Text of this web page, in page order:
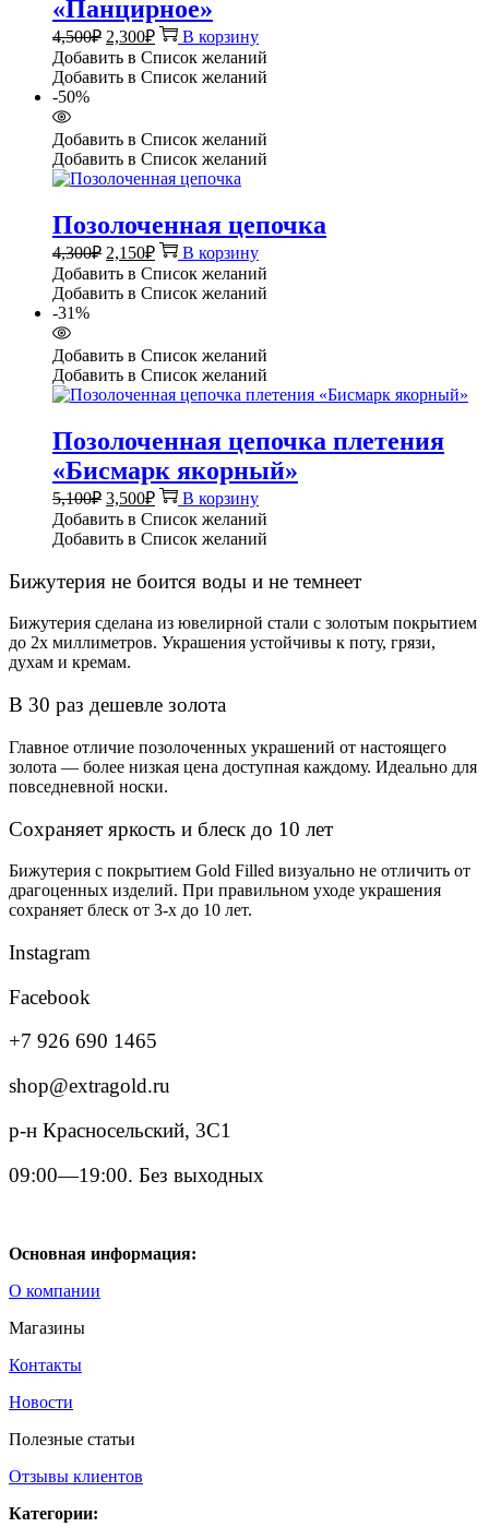
«Панцирное»
4,500₽ Первоначальная
цена
составляла
2,300₽Текущая
цена:
2,300₽.
В корзину
Добавить в Список желаний
Добавить в Список желаний
-50%
Добавить в Список желаний
Добавить в Список желаний
Позолоченная цепочка
4,300₽ Первоначальная
цена
составляла
2,150₽Текущая
цена:
2,150₽.
В корзину
Добавить в Список желаний
Добавить в Список желаний
-31%
Добавить в Список желаний
Добавить в Список желаний
Позолоченная цепочка плетения
«Бисмарк якорный»
5,100₽ Первоначальная
цена
составляла
3,500₽Текущая
цена:
3,500₽.
В корзину
Добавить в Список желаний
Добавить в Список желаний
Бижутерия не боится воды и не темнеет
Бижутерия сделана из ювелирной стали с золотым покрытием
до 2х миллиметров. Украшения устойчивы к поту, грязи,
духам и кремам.
В 30 раз дешевле золота
Главное отличие позолоченных украшений от настоящего
золота — более низкая цена доступная каждому. Идеально для
повседневной носки.
Сохраняет яркость и блеск до 10 лет
Бижутерия с покрытием Gold Filled визуально не отличить от
драгоценных изделий. При правильном уходе украшения
сохраняет блеск от 3-х до 10 лет.
Instagram
Facebook
+7 926 690 1465
shop@extragold.ru
р-н Красносельский, 3С1
09:00—19:00. Без выходных
Основная информация:
О компании
Магазины
Контакты
Новости
Полезные статьи
Отзывы клиентов
Категории: